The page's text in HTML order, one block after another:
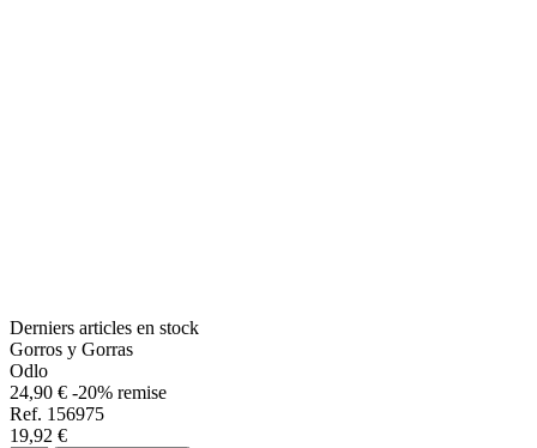
Derniers articles en stock
Gorros y Gorras
Odlo
24,90 € -20% remise
Ref. 156975
19,92 €